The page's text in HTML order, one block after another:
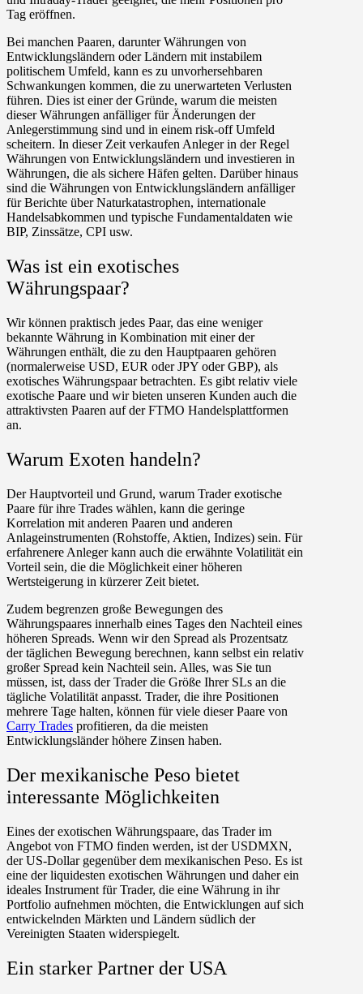
Tag eröffnen.
Bei manchen Paaren, darunter Währungen von
Entwicklungsländern oder Ländern mit instabilem
politischem Umfeld, kann es zu unvorhersehbaren
Schwankungen kommen, die zu unerwarteten Verlusten
führen. Dies ist einer der Gründe, warum die meisten
dieser Währungen anfälliger für Änderungen der
Anlegerstimmung sind und in einem risk-off Umfeld
scheitern. In dieser Zeit verkaufen Anleger in der Regel
Währungen von Entwicklungsländern und investieren in
Währungen, die als sichere Häfen gelten. Darüber hinaus
sind die Währungen von Entwicklungsländern anfälliger
für Berichte über Naturkatastrophen, internationale
Handelsabkommen und typische Fundamentaldaten wie
BIP, Zinssätze, CPI usw.
Was ist ein exotisches
Währungspaar?
Wir können praktisch jedes Paar, das eine weniger
bekannte Währung in Kombination mit einer der
Währungen enthält, die zu den Hauptpaaren gehören
(normalerweise USD, EUR oder JPY oder GBP), als
exotisches Währungspaar betrachten. Es gibt relativ viele
exotische Paare und wir bieten unseren Kunden auch die
attraktivsten Paaren auf der FTMO Handelsplattformen
an.
Warum Exoten handeln?
Der Hauptvorteil und Grund, warum Trader exotische
Paare für ihre Trades wählen, kann die geringe
Korrelation mit anderen Paaren und anderen
Anlageinstrumenten (Rohstoffe, Aktien, Indizes) sein. Für
erfahrenere Anleger kann auch die erwähnte Volatilität ein
Vorteil sein, die die Möglichkeit einer höheren
Wertsteigerung in kürzerer Zeit bietet.
Zudem begrenzen große Bewegungen des
Währungspaares innerhalb eines Tages den Nachteil eines
höheren Spreads. Wenn wir den Spread als Prozentsatz
der täglichen Bewegung berechnen, kann selbst ein relativ
großer Spread kein Nachteil sein. Alles, was Sie tun
müssen, ist, dass der Trader die Größe Ihrer SLs an die
tägliche Volatilität anpasst. Trader, die ihre Positionen
mehrere Tage halten, können für viele dieser Paare von
Carry Trades profitieren, da die meisten
Entwicklungsländer höhere Zinsen haben.
Der mexikanische Peso bietet
interessante Möglichkeiten
Eines der exotischen Währungspaare, das Trader im
Angebot von FTMO finden werden, ist der USDMXN,
der US-Dollar gegenüber dem mexikanischen Peso. Es ist
eine der liquidesten exotischen Währungen und daher ein
ideales Instrument für Trader, die eine Währung in ihr
Portfolio aufnehmen möchten, die Entwicklungen auf sich
entwickelnden Märkten und Ländern südlich der
Vereinigten Staaten widerspiegelt.
Ein starker Partner der USA